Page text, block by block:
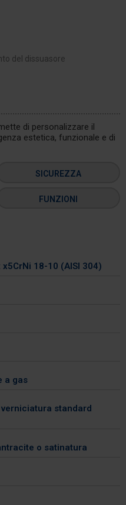
del dissuasore
di personalizzare il
estetica, funzionale e di
SICUREZZA
FUNZIONI
18-10 (AISI 304)
a gas
standard
o satinatura